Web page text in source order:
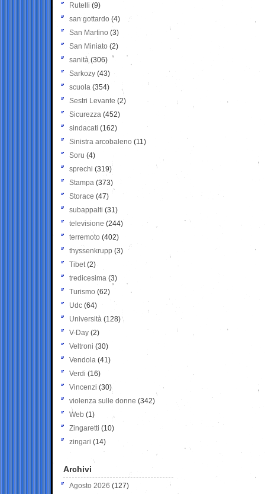
Rutelli (9)
san gottardo (4)
San Martino (3)
San Miniato (2)
sanità (306)
Sarkozy (43)
scuola (354)
Sestri Levante (2)
Sicurezza (452)
sindacati (162)
Sinistra arcobaleno (11)
Soru (4)
sprechi (319)
Stampa (373)
Storace (47)
subappalti (31)
televisione(244)
terremoto (402)
thyssenkrupp (3)
Tibet(2)
tredicesima (3)
Turismo (62)
Udc (64)
Università (128)
V-Day (2)
Veltroni (30)
Vendola (41)
Verdi (16)
Vincenzi (30)
violenza sulle donne (342)
Web (1)
Zingaretti (10)
zingari (14)
Archivi
Agosto 2026 (127)